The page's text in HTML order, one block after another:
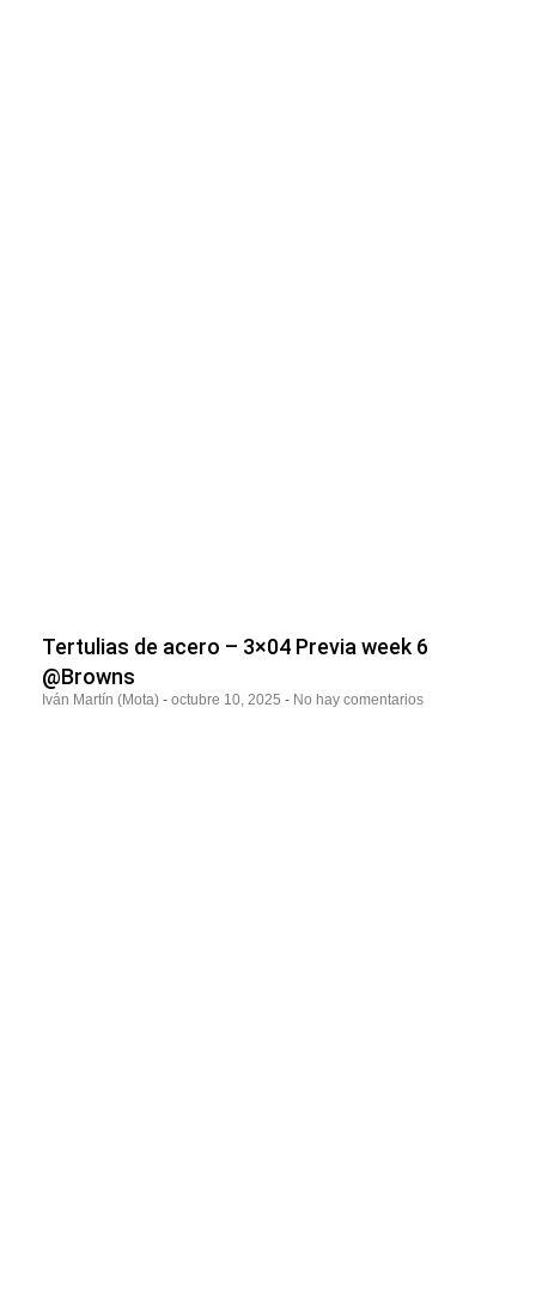
Tertulias de acero – 3×04 Previa week 6
@Browns
Iván Martín (Mota) octubre 10, 2025 No hay comentarios